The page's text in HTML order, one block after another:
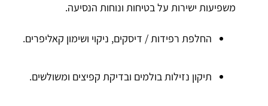
משפיעות ישירות על בטיחות ונוחות הנסיעה.
החלפת רפידות / דיסקים, ניקוי ושימון קאליפרים.
תיקון נזילות בולמים ובדיקת קפיצים ומשולשים.